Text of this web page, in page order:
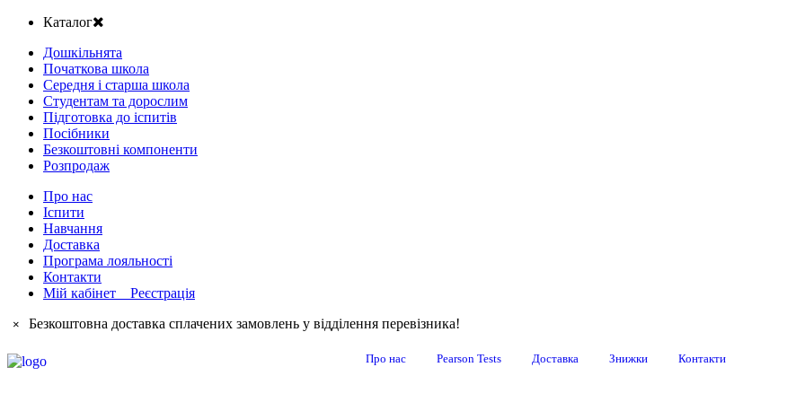
Каталог
Дошкільнята
Початкова школа
Середня і старша школа
Студентам та дорослим
Підготовка до іспитів
Посібники
Безкоштовні компоненти
Розпродаж
Про нас
Іспити
Навчання
Доставка
Програма лояльності
Контакти
Мій кабінет Реєстрація
× Безкоштовна доставка сплачених замовлень у відділення перевізника!
Про нас Pearson Tests Доставка Знижки Контакти